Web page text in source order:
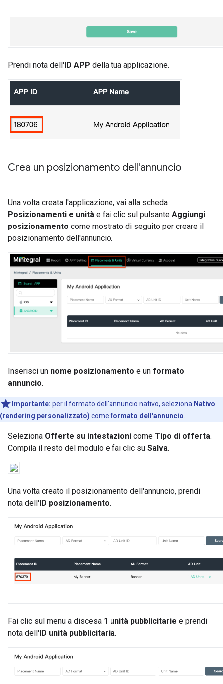
Prendi nota dell' ID APP della tua applicazione.
Crea un posizionamento dell'annuncio
Una volta creata l'applicazione, vai alla scheda
Posizionamenti e unità e fai clic sul pulsante Aggiungi
posizionamento come mostrato di seguito per creare il
posizionamento dell'annuncio.
Inserisci un nome posizionamento e un formato
annuncio.
Importante: per il formato dell'annuncio nativo, seleziona Nativo
(rendering personalizzato) come formato dell'annuncio
Seleziona Offerte su intestazioni come Tipo di offerta.
Compila il resto del modulo e fai clic su Salva.
Una volta creato il posizionamento dell'annuncio, prendi
nota dell'ID posizionamento.
Fai clic sul menu a discesa 1 unità pubblicitarie e prendi
nota dell' ID unità pubblicitaria.